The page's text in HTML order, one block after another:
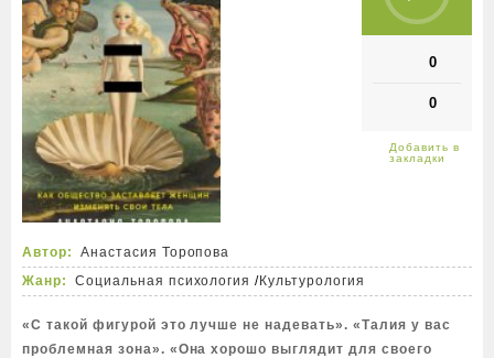
0
0
Автор:
Анастасия Торопова
Жанр:
Социальная психология /Культурология
«С такой фигурой это лучше не надевать». «Талия у вас
проблемная зона». «Она хорошо выглядит для своего